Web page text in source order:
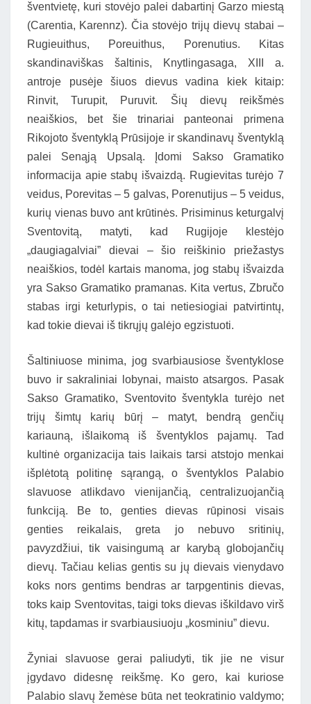
šventvietę, kuri stovėjo palei dabartinį Garzo miestą
(Carentia, Karennz). Čia stovėjo trijų dievų stabai –
Rugieuithus, Poreuithus, Porenutius. Kitas
skandinaviškas šaltinis, Knytlingasaga, XIII a.
antroje pusėje šiuos dievus vadina kiek kitaip:
Rinvit, Turupit, Puruvit. Šių dievų reikšmės
neaiškios, bet šie trinariai panteonai primena
Rikojoto šventyklą Prūsijoje ir skandinavų šventyklą
palei Senąją Upsalą. Įdomi Sakso Gramatiko
informacija apie stabų išvaizdą. Rugievitas turėjo 7
veidus, Porevitas – 5 galvas, Porenutijus – 5 veidus,
kurių vienas buvo ant krūtinės. Prisiminus keturgalvį
Sventovitą, matyti, kad Rugijoje klestėjo
„daugiagalviai” dievai – šio reiškinio priežastys
neaiškios, todėl kartais manoma, jog stabų išvaizda
yra Sakso Gramatiko pramanas. Kita vertus, Zbručo
stabas irgi keturlypis, o tai netiesiogiai patvirtintų,
kad tokie dievai iš tikrųjų galėjo egzistuoti.
Šaltiniuose minima, jog svarbiausiose šventyklose
buvo ir sakraliniai lobynai, maisto atsargos. Pasak
Sakso Gramatiko, Sventovito šventykla turėjo net
trijų šimtų karių būrį – matyt, bendrą genčių
kariauną, išlaikomą iš šventyklos pajamų. Tad
kultinė organizacija tais laikais tarsi atstojo menkai
išplėtotą politinę sąrangą, o šventyklos Palabio
slavuose atlikdavo vienijančią, centralizuojančią
funkciją. Be to, genties dievas rūpinosi visais
genties reikalais, greta jo nebuvo sritinių,
pavyzdžiui, tik vaisingumą ar karybą globojančių
dievų. Tačiau kelias gentis su jų dievais vienydavo
koks nors gentims bendras ar tarpgentinis dievas,
toks kaip Sventovitas, taigi toks dievas iškildavo virš
kitų, tapdamas ir svarbiausiuoju „kosminiu” dievu.
Žyniai slavuose gerai paliudyti, tik jie ne visur
įgydavo didesnę reikšmę. Ko gero, kai kuriose
Palabio slavų žemėse būta net teokratinio valdymo;